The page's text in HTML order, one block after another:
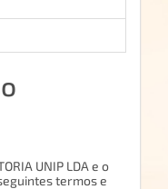
UNIP LDA e o
termos e